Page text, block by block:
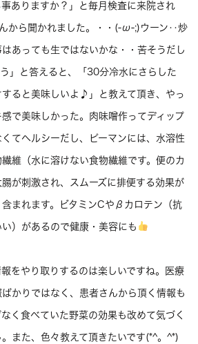
事ありますか？」と毎月検査に来院され
から聞かれました。・・(-ω-;)ウーン‥炒
あっても生ではないかな・・苦そうだし
」と答えると、「30分冷水にさらした
ると美味しいよ♪」と教えて頂き、やっ
で美味しかった。肉味噌作ってディップ
てヘルシーだし、ピーマンには、 水溶性
維（水に溶けない食物繊維です。便のカ
が刺激され、スムーズに排便する効果が
まれます。ビタミンCやβカロテン（抗
）があるので健康・美容にも
をやり取りするのは楽しいですね。医療
かりではなく、患者さんから頂く情報も
く食べていた野菜の効果も改めて気づく
また、色々教えて頂きたいです(*^。^*)